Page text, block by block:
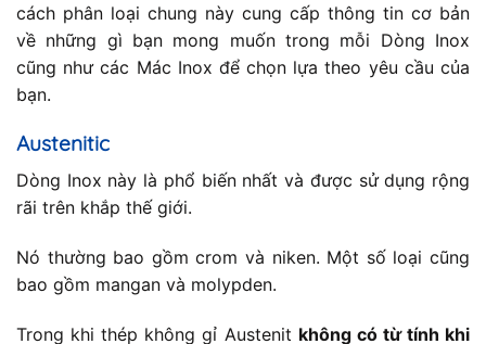
cách phân loại chung này cung cấp thông tin cơ bản
về những gì bạn mong muốn trong mỗi Dòng Inox
cũng như các Mác Inox để chọn lựa theo yêu cầu của
bạn.
Austenitic
Dòng Inox này là phổ biến nhất và được sử dụng rộng
rãi trên khắp thế giới.
Nó thường bao gồm crom và niken. Một số loại cũng
bao gồm mangan và molypden.
Trong khi thép không gỉ Austenit không có từ tính khi